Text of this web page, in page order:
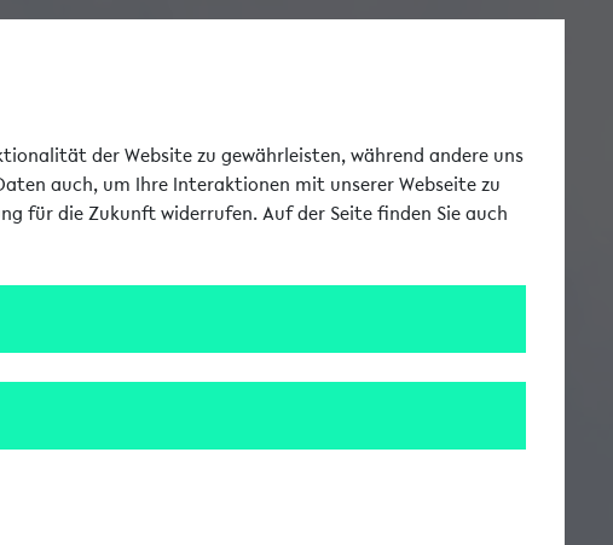
der Website zu gewährleisten, während andere uns
auch, um Ihre Interaktionen mit unserer Webseite zu
für die Zukunft widerrufen. Auf der Seite finden Sie auch